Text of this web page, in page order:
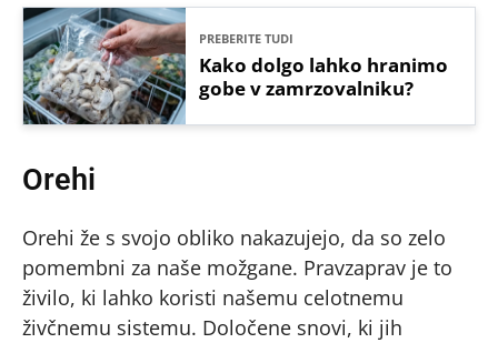
PREBERITE TUDI
Kako dolgo lahko hranimo
gobe v zamrzovalniku?
Orehi
Orehi že s svojo obliko nakazujejo, da so zelo
pomembni za naše možgane. Pravzaprav je to
živilo, ki lahko koristi našemu celotnemu
živčnemu sistemu. Določene snovi, ki jih